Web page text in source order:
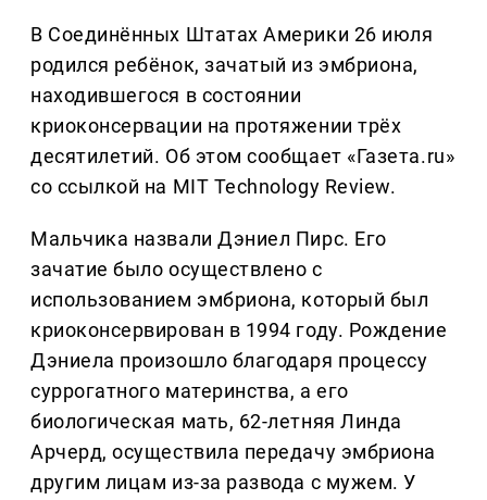
В Соединённых Штатах Америки 26 июля
родился ребёнок, зачатый из эмбриона,
находившегося в состоянии
криоконсервации на протяжении трёх
десятилетий. Об этом сообщает «Газета.ru»
со ссылкой на MIT Technology Review.
Мальчика назвали Дэниел Пирс. Его
зачатие было осуществлено с
использованием эмбриона, который был
криоконсервирован в 1994 году. Рождение
Дэниела произошло благодаря процессу
суррогатного материнства, а его
биологическая мать, 62-летняя Линда
Арчерд, осуществила передачу эмбриона
другим лицам из-за развода с мужем. У